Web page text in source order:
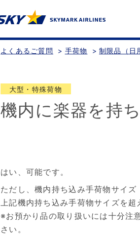
よくあるご質問 > 手荷物 > 制限品（日
大型・特殊荷物
機内に楽器を持
はい、可能です。
ただし、機内持ち込み手荷物サイ
上記機内持ち込み手荷物サイズを超
※お預かり品の取り扱いには十分注
さい。